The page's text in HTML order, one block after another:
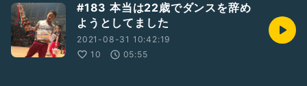
#183 本当は22歳でダンスを辞め
ようとしてました
2021-08-31 10:42:19
10
05:55